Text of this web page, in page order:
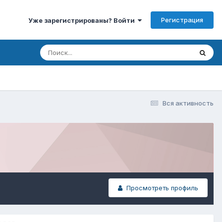
Уже зарегистрированы? Войти Регистрация
Вся активность
Просмотреть профиль